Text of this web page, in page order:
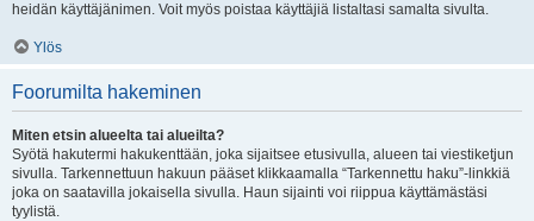
heidän käyttäjänimen. Voit myös poistaa käyttäjiä listaltasi samalta sivulta.
Ylös
Foorumilta hakeminen
Miten etsin alueelta tai alueilta?
Syötä hakutermi hakukenttään, joka sijaitsee etusivulla, alueen tai viestiketjun
sivulla. Tarkennettuun hakuun pääset klikkaamalla “Tarkennettu haku”-linkkiä
joka on saatavilla jokaisella sivulla. Haun sijainti voi riippua käyttämästäsi
tyylistä.